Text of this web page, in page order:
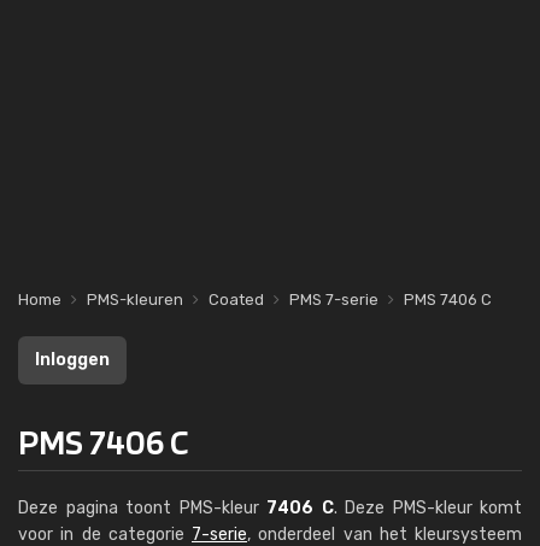
Home PMS-kleuren Coated PMS 7-serie PMS 7406 C
Inloggen
PMS 7406 C
Deze pagina toont PMS-kleur 7406 C. Deze PMS-kleur komt
voor in de categorie 7-serie, onderdeel van het kleursysteem